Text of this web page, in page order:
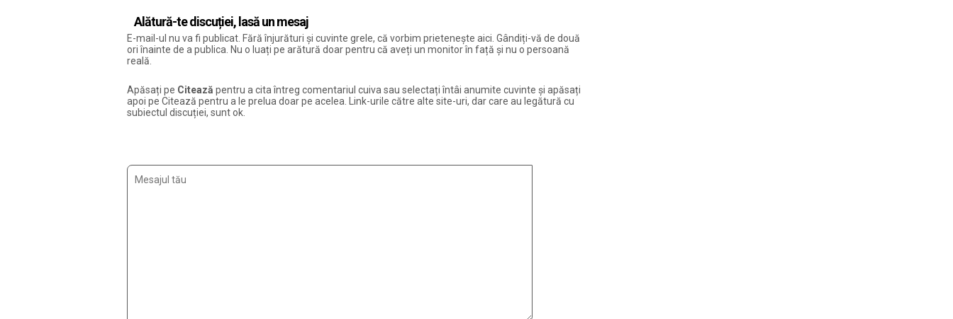
Alătură-te discuției, lasă un mesaj
E-mail-ul nu va fi publicat. Fără înjurături și cuvinte grele, că vorbim prietenește aici. Gândiți-vă de două
ori înainte de a publica. Nu o luați pe arătură doar pentru că aveți un monitor în față și nu o persoană
reală.
Apăsați pe Citează pentru a cita întreg comentariul cuiva sau selectați întâi anumite cuvinte și apăsați
apoi pe Citează pentru a le prelua doar pe acelea. Link-urile către alte site-uri, dar care au legătură cu
subiectul discuției, sunt ok.